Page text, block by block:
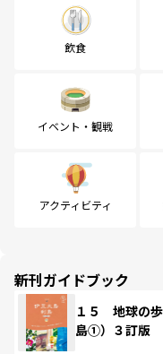
飲食
イベント・観戦
アクティビティ
新刊ガイドブック
１５ 地球の
島①）３訂版